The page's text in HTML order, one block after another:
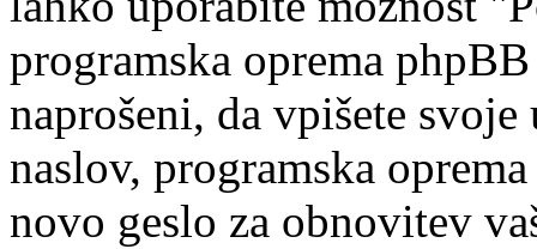
programska oprema
naprošeni, da vpišete
naslov, programska
novo geslo za obnovitev